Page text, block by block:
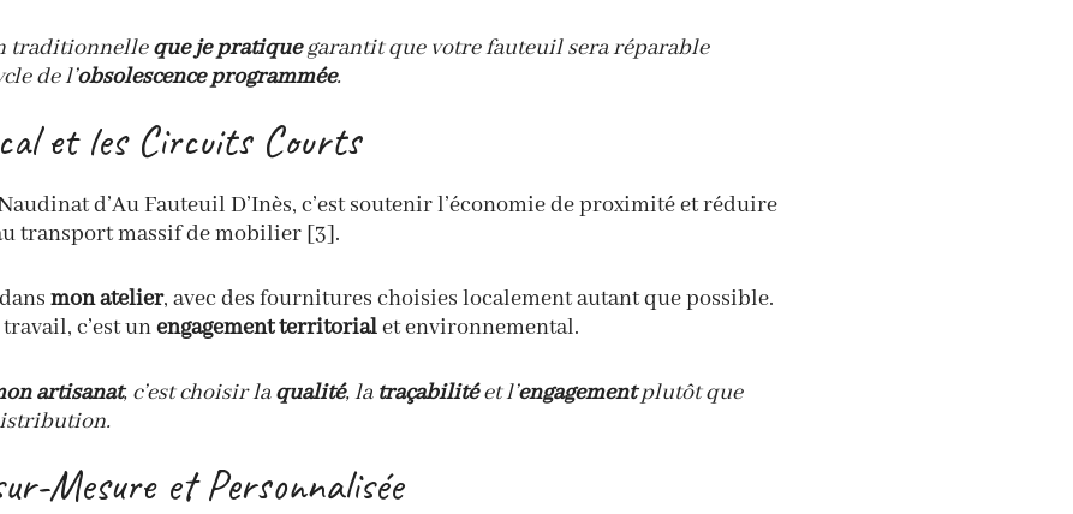
traditionnelleque je pratiquegarantit que votre fauteuil sera réparable
de l’obsolescence programmée.
et les Circuits Courts
d’Au Fauteuil D’Inès, c’est soutenir l’économie de proximité et réduire
transport massif de mobilier [3].
mon atelier, avec des fournitures choisies localement autant que possible.
c’est unengagement territorialet environnemental.
artisanat, c’est choisir laqualité, la traçabilitéet l’engagementplutôt que
Mesure et Personnalisée